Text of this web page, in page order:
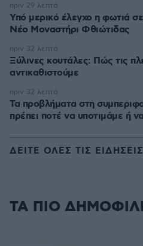
Υπό μερικό έλεγχο η φωτιά
Νέο Μοναστήρι Φθιώτιδας
πριν 29 λεπτά
Ξύλινες κουτάλες: Πώς τις
αντικαθιστούμε
πριν 32 λεπτά
Τα προβλήματα στη
πρέπει ποτέ να υποτιμάμε ή
πριν 32 λεπτά
ΔΕΙΤΕ ΟΛΕΣ ΤΙΣ ΕΙΔΗΣΕΙΣ
ΤΑ ΠΙΟ